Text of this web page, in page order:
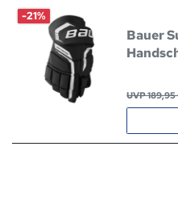
-21%
Bauer
UVP